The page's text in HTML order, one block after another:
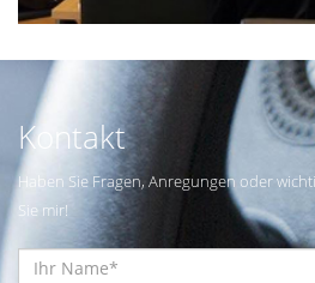
Kontakt
Haben Sie Fragen, Anregungen oder
Sie mir!